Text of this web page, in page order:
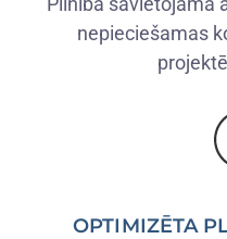
nepieciešamas
OPTIMIZĒTA